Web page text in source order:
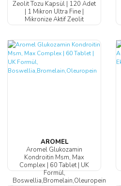
Zeolit Tozu Kapsül | 120 Adet
| 1 Mikron Ultra Fine |
Mikronize Aktif Zeolit
AROMEL
Aromel Glukozamin
Kondroitin Msm, Max
Complex | 60 Tablet | UK
Formül,
Boswellia,Bromelain,Oleuropein